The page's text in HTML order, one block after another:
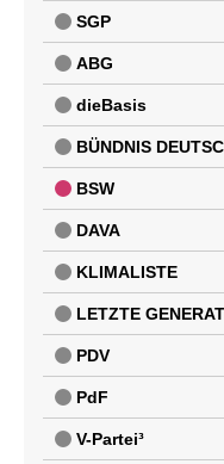
SGP
ABG
dieBasis
BÜNDNIS
BSW
DAVA
KLIMALISTE
LETZTE
PDV
PdF
V-Partei³